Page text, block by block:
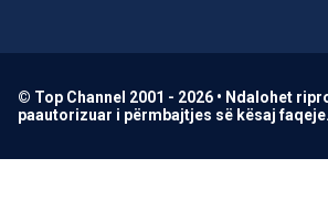
© Top Channel 2001 - 2026 • Ndalohet
paautorizuar i përmbajtjes së kësaj faqeje.